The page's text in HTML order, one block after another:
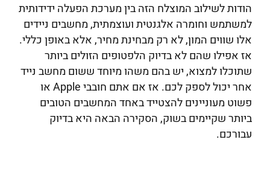
הודות לשילוב המוצלח הזה בין מערכת הפעלה ידידותית
למשתמש וחומרה אלגנטית ועוצמתית, מחשבים ניידים
אלו שווים המון, לא רק מבחינת מחיר, אלא באופן כללי.
אז אפילו שהם לא בדיוק הלפטופים הזולים ביותר
שתוכלו למצוא, יש בהם משהו מיוחד ששום מחשב נייד
אחר יכול לספק לכם. אז אם אתם חובבי Apple או
פשוט מעוניינים להצטייד באחד המחשבים הטובים
ביותר שקיימים בשוק, הסקירה הבאה היא בדיוק
עבורכם.